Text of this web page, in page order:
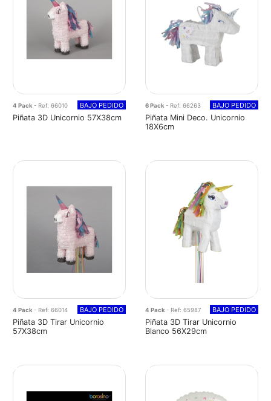
4 Pack - Ref: 66010 BAJO PEDIDO
Piñata 3D Unicornio 57X38cm
6 Pack - Ref: 66263 BAJO PEDIDO
Piñata Mini Deco. Unicornio
18X6cm
4 Pack- Ref: 66014 BAJO PEDIDO
Piñata 3D Tirar Unicornio
57X38cm
4 Pack- Ref: 65987 BAJO PEDIDO
Piñata 3D Tirar Unicornio
Blanco 56X29cm